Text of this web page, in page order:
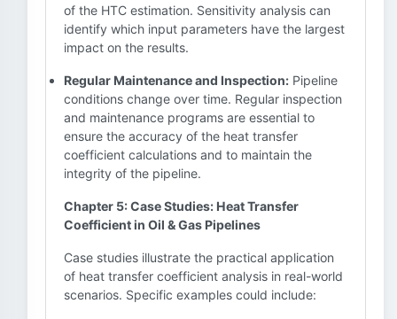
of the HTC estimation. Sensitivity analysis can
identify which input parameters have the largest
impact on the results.
Regular Maintenance and Inspection: Pipeline
conditions change over time. Regular inspection
and maintenance programs are essential to
ensure the accuracy of the heat transfer
coefficient calculations and to maintain the
integrity of the pipeline.
Chapter 5: Case Studies: Heat Transfer
Coefficient in Oil & Gas Pipelines
Case studies illustrate the practical application
of heat transfer coefficient analysis in real-world
scenarios. Specific examples could include: